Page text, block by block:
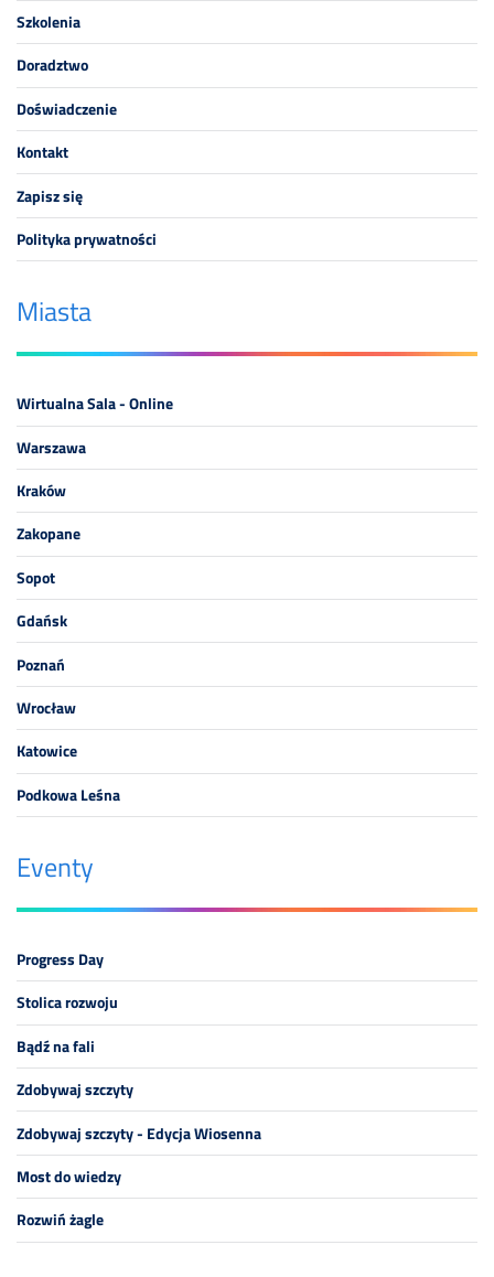
Szkolenia
Doradztwo
Doświadczenie
Kontakt
Zapisz się
Polityka prywatności
Miasta
Wirtualna Sala - Online
Warszawa
Kraków
Zakopane
Sopot
Gdańsk
Poznań
Wrocław
Katowice
Podkowa Leśna
Eventy
Progress Day
Stolica rozwoju
Bądź na fali
Zdobywaj szczyty
Zdobywaj szczyty - Edycja Wiosenna
Most do wiedzy
Rozwiń żagle